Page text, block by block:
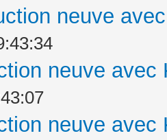
neuve
neuve avec
neuve avec